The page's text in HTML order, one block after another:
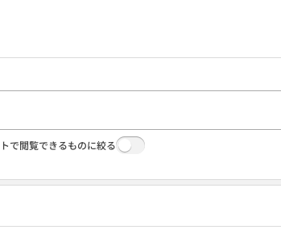
で閲覧できるものに絞る